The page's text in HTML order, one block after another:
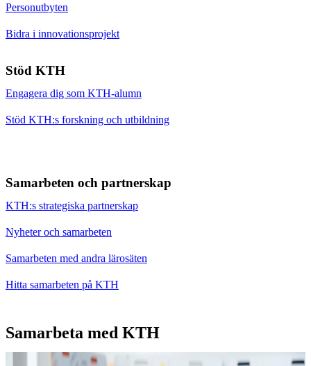
Personutbyten
Bidra i innovationsprojekt
Stöd KTH
Engagera dig som KTH-alumn
Stöd KTH:s forskning och utbildning
Samarbeten och partnerskap
KTH:s strategiska partnerskap
Nyheter och samarbeten
Samarbeten med andra lärosäten
Hitta samarbeten på KTH
Samarbeta med KTH